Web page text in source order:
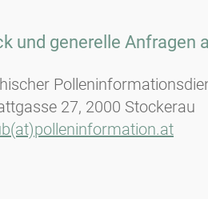
und generelle Anfragen
27, 2000 Stockerau